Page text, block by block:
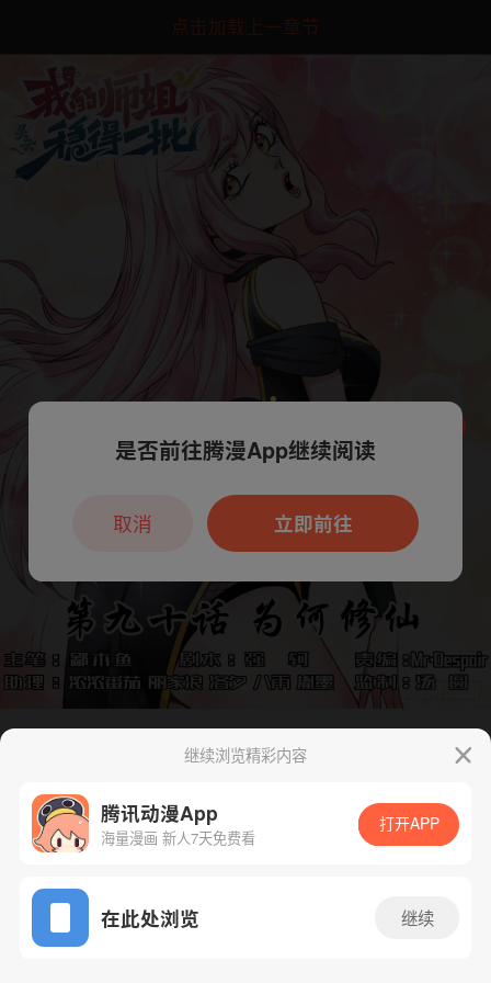
点击加载上一章节
App免费看
腾漫App免费看
继续浏览精彩内容
腾讯动漫App
海量漫画 新人7天免费看
打开APP
在此处浏览 继续
本章节仅支持App阅读，可打开App新用
户7天免费看
是否前往腾漫App继续阅读
立即前往
取消